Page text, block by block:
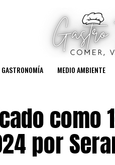
GASTRONOMÍA MEDIO AMBIENTE
como
por